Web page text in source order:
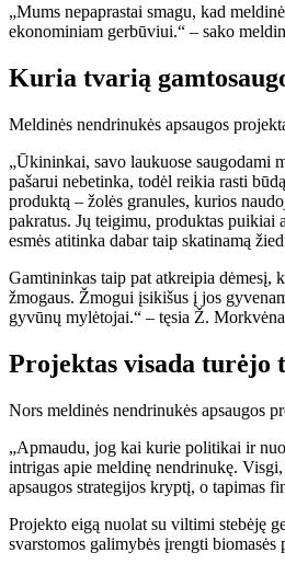
„Mums nepaprastai smagu, kad
ekonominiam gerbūviui.“ – sako
Kuria tvarią
Meldinės nendrinukės apsaugos
„Ūkininkai, savo laukuose saugodami
pašarui nebetinka, todėl reikia rasti
produktą – žolės granules, kurios
pakratus. Jų teigimu, produktas puikiai
esmės atitinka dabar taip skatinamą
Gamtininkas taip pat atkreipia dėmesį,
žmogaus. Žmogui įsikišus į jos
gyvūnų mylėtojai.“ – tęsia Ž.
Projektas visada turėjo
Nors meldinės nendrinukės apsaugos
„Apmaudu, jog kai kurie politikai ir
intrigas apie meldinę nendrinukę.
apsaugos strategijos kryptį, o tapimas
Projekto eigą nuolat su viltimi stebėję
svarstomos galimybės įrengti biomasės